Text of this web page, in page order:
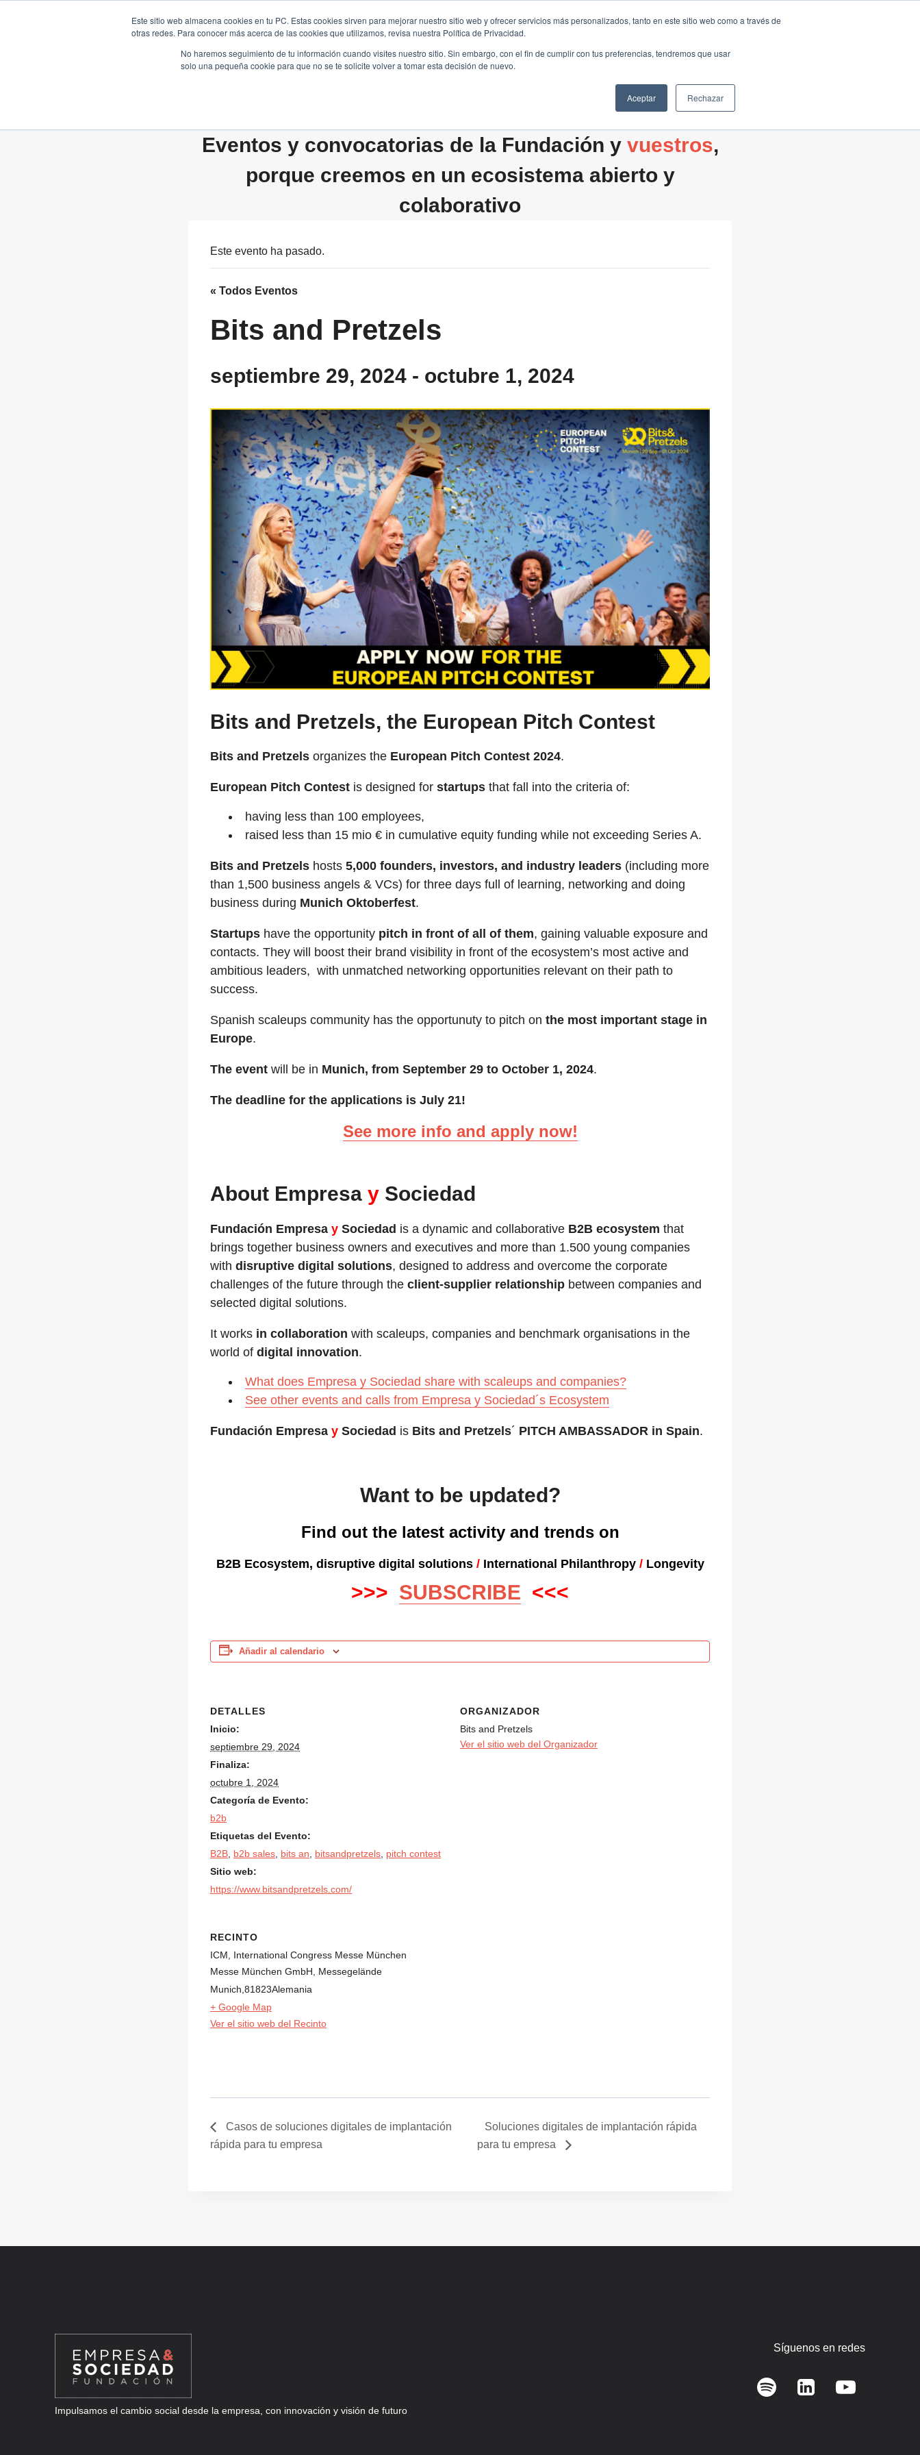
Este sitio web almacena cookies en tu PC. Estas cookies sirven para mejorar nuestro sitio web y ofrecer servicios más personalizados, tanto en este sitio web como a través de
otras redes. Para conocer más acerca de las cookies que utilizamos, revisa nuestra Política de Privacidad.
No haremos seguimiento de tu información cuando visites nuestro sitio. Sin embargo, con el fin de cumplir con tus preferencias, tendremos que usar
solo una pequeña cookie para que no se te solicite volver a tomar esta decisión de nuevo.
Aceptar Rechazar
HOME B2B FILANTROPÍA LONGEVIDAD
Eventos y convocatorias de la Fundación y vuestros,
porque creemos en un ecosistema abierto y
colaborativo
Este evento ha pasado.
« Todos Eventos
Bits and Pretzels
septiembre 29, 2024 - octubre 1, 2024
Bits and Pretzels, the European Pitch Contest
Bits and Pretzels organizes the European Pitch Contest 2024.
European Pitch Contest is designed for startups that fall into the criteria of:
having less than 100 employees,
raised less than 15 mio € in cumulative equity funding while not exceeding Series A.
Bits and Pretzels hosts 5,000 founders, investors, and industry leaders (including more
than 1,500 business angels & VCs) for three days full of learning, networking and doing
business during Munich Oktoberfest.
Startups have the opportunity pitch in front of all of them, gaining valuable exposure and
contacts. They will boost their brand visibility in front of the ecosystem’s most active and
ambitious leaders, with unmatched networking opportunities relevant on their path to
success.
Spanish scaleups community has the opportunuty to pitch on the most important stage in
Europe.
The event will be in Munich, from September 29 to October 1, 2024.
The deadline for the applications is July 21!
See more info and apply now!
About Empresa y Sociedad
Fundación Empresa y Sociedad is a dynamic and collaborative B2B ecosystem that
brings together business owners and executives and more than 1.500 young companies
with disruptive digital solutions, designed to address and overcome the corporate
challenges of the future through the client-supplier relationship between companies and
selected digital solutions.
It works in collaboration with scaleups, companies and benchmark organisations in the
world of digital innovation.
What does Empresa y Sociedad share with scaleups and companies?
See other events and calls from Empresa y Sociedad´s Ecosystem
Fundación Empresa y Sociedad is Bits and Pretzels´ PITCH AMBASSADOR in Spain.
Want to be updated?
Find out the latest activity and trends on
B2B Ecosystem, disruptive digital solutions / International Philanthropy / Longevity
>>> SUBSCRIBE <<<
Añadir al calendario
DETALLES
Inicio:
septiembre 29, 2024
Finaliza:
octubre 1, 2024
Categoría de Evento:
b2b
Etiquetas del Evento:
B2B b2b sales bits an bitsandpretzels pitch contest
Sitio web:
https://www.bitsandpretzels.com/
ORGANIZADOR
Bits and Pretzels
Ver el sitio web del Organizador
RECINTO
ICM, International Congress Messe München
Messe München GmbH, Messegelände
Munich 81823Alemania
+ Google Map
Ver el sitio web del Recinto
Casos de soluciones digitales de implantación
rápida para tu empresa
Soluciones digitales de implantación rápida
para tu empresa
Impulsamos el cambio social desde la empresa, con innovación y visión de futuro
Síguenos en redes